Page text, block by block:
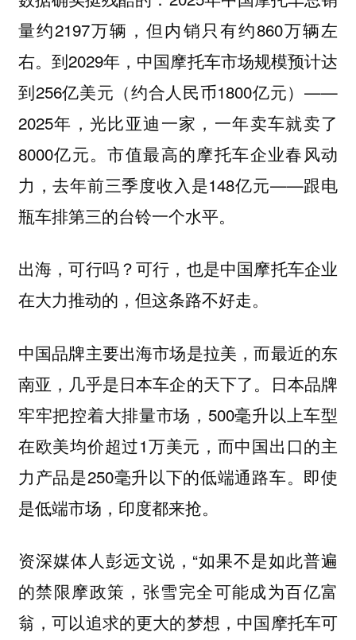
量约2197万辆，但内销只有约860万辆左
右。到2029年，中国摩托车市场规模预计达
到256亿美元（约合人民币1800亿元）——
2025年，光比亚迪一家，一年卖车就卖了
8000亿元。市值最高的摩托车企业春风动
力，去年前三季度收入是148亿元——跟电
瓶车排第三的台铃一个水平。
出海，可行吗？可行，也是中国摩托车企业
在大力推动的，但这条路不好走。
中国品牌主要出海市场是拉美，而最近的东
南亚，几乎是日本车企的天下了。日本品牌
牢牢把控着大排量市场，500毫升以上车型
在欧美均价超过1万美元，而中国出口的主
力产品是250毫升以下的低端通路车。即使
是低端市场，印度都来抢。
资深媒体人彭远文说，“如果不是如此普遍
的禁限摩政策，张雪完全可能成为百亿富
翁，可以追求的更大的梦想，中国摩托车可